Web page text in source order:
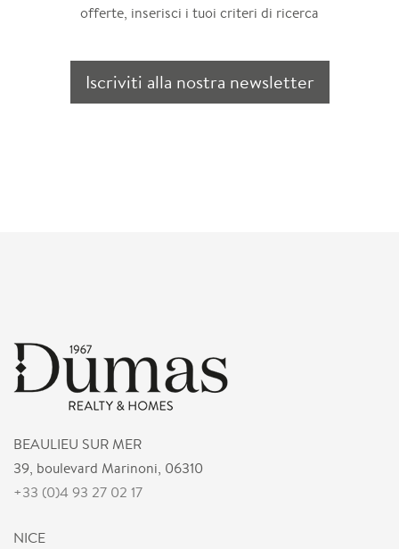
offerte, inserisci i tuoi criteri di ricerca
Iscriviti alla nostra newsletter
BEAULIEU SUR MER
39, boulevard Marinoni, 06310
+33 (0)4 93 27 02 17
NICE